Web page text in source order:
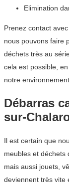
Elimination
Prenez contact
nous pouvons faire
déchets très au
cela est possible,
notre
Débarras
sur-
Il est certain que
meubles et déchets
mais aussi jouets,
deviennent très vite